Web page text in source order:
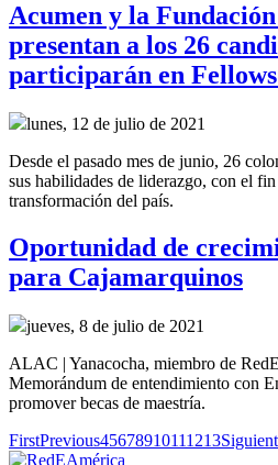
Acumen y la
presentan a los 26
participarán en Fellows
lunes, 12 de julio de 2021
Desde el pasado mes de junio, 26
sus habilidades de liderazgo, con el
transformación del país.
Oportunidad de
para Cajamarquinos
jueves, 8 de julio de 2021
ALAC | Yanacocha, miembro de
Memorándum de entendimiento con
promover becas de maestría.
FirstPrevious45678910111213